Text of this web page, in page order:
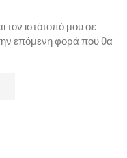
τον ιστότοπό μου σε
επόμενη φορά που θα